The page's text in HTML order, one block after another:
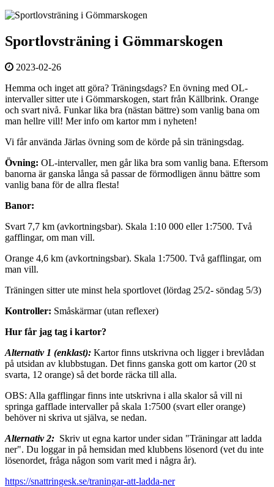
Sportlovsträning i Gömmarskogen
2023-02-26
Hemma och inget att göra? Träningsdags? En övning med OL-
intervaller sitter ute i Gömmarskogen, start från Källbrink. Orange
och svart nivå. Funkar lika bra (nästan bättre) som vanlig bana om
man hellre vill! Mer info om kartor mm i nyheten!
Vi får använda Järlas övning som de körde på sin träningsdag.
Övning: OL-intervaller, men går lika bra som vanlig bana. Eftersom
banorna är ganska långa så passar de förmodligen ännu bättre som
vanlig bana för de allra flesta!
Banor:
Svart 7,7 km (avkortningsbar). Skala 1:10 000 eller 1:7500. Två
gafflingar, om man vill.
Orange 4,6 km (avkortningsbar). Skala 1:7500. Två gafflingar, om
man vill.
Träningen sitter ute minst hela sportlovet (lördag 25/2- söndag 5/3)
Kontroller: Småskärmar (utan reflexer)
Hur får jag tag i kartor?
Alternativ 1 (enklast): Kartor finns utskrivna och ligger i brevlådan
på utsidan av klubbstugan. Det finns ganska gott om kartor (20 st
svarta, 12 orange) så det borde räcka till alla.
OBS: Alla gafflingar finns inte utskrivna i alla skalor så vill ni
springa gafflade intervaller på skala 1:7500 (svart eller orange)
behöver ni skriva ut själva, se nedan.
Alternativ 2: Skriv ut egna kartor under sidan "Träningar att ladda
ner". Du loggar in på hemsidan med klubbens lösenord (vet du inte
lösenordet, fråga någon som varit med i några år).
https://snattringesk.se/traningar-att-ladda-ner